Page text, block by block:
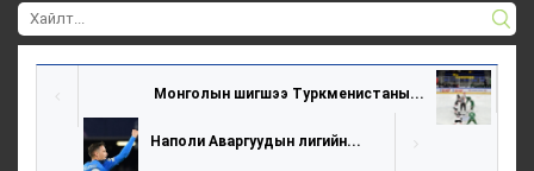
Монголын шигшээ Туркменистаны...
Наполи Аваргуудын лигийн...